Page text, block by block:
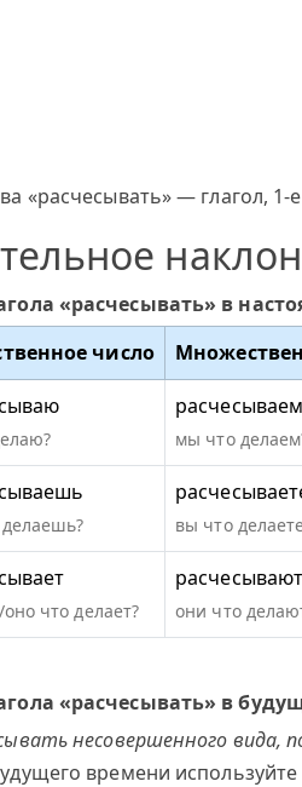
«расчесывать» — глагол,
«расчесывать» в
число
расчесываем
мы что
вы что
что делает?
расчесывают
они что
«расчесывать» в
несовершенного вида,
времени используйте